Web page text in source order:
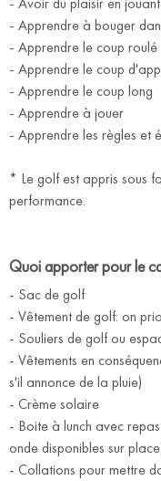
- Apprendre à bouger
- Apprendre le coup roulé
- Apprendre le coup
- Apprendre le coup long
- Apprendre à jouer
- Apprendre les règles et
* Le golf est appris sous
performance.
Quoi apporter pour le
- Sac de golf
- Vêtement de golf: on
- Souliers de golf ou
- Vêtements en
s'il annonce de la pluie)
- Crème solaire
- Boite à lunch avec
onde disponibles sur
- Collations pour mettre